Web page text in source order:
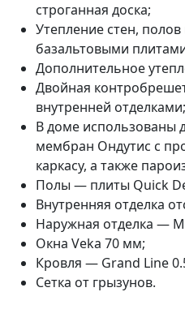
строганная доска;
Утепление стен,
базальтовыми
Дополнительное
Двойная
внутренней отделками;
В доме использованы
мембран Ондутис с
каркасу, а также
Полы — плиты Quick
Внутренняя отделка
Наружная отделка —
Окна Veka 70 мм;
Кровля — Grand Line
Сетка от грызунов.